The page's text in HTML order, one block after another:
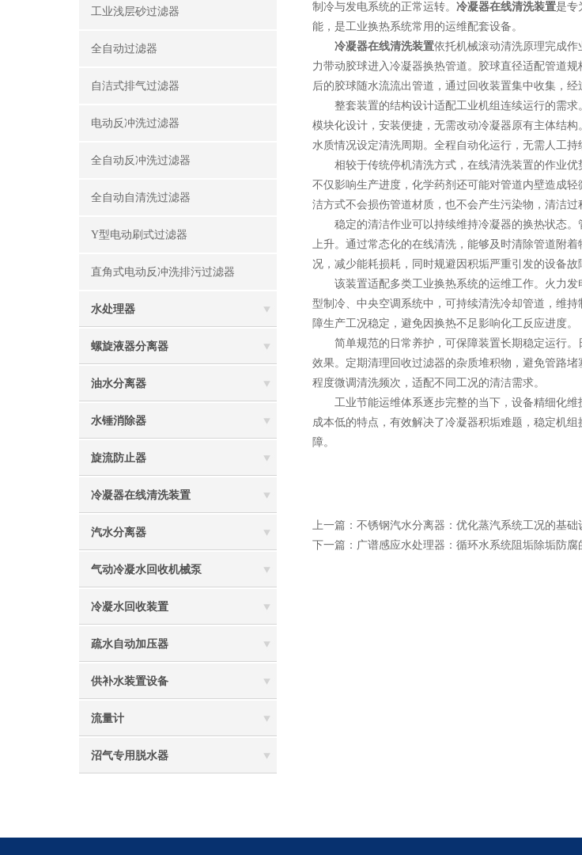
工业浅层砂过滤器
全自动过滤器
自洁式排气过滤器
电动反冲洗过滤器
全自动反冲洗过滤器
全自动自清洗过滤器
Y型电动刷式过滤器
直角式电动反冲洗排污过滤器
水处理器
螺旋液器分离器
油水分离器
水锤消除器
旋流防止器
冷凝器在线清洗装置
汽水分离器
气动冷凝水回收机械泵
冷凝水回收装置
疏水自动加压器
供补水装置设备
流量计
沼气专用脱水器
制冷与发电系统的正常运转。 冷凝器在线清洗装置是专
能，是工业换热系统常用的运维配套设备。
冷凝器在线清洗装置依托机械滚动清洗原理完成
力带动胶球进入冷凝器换热管道。胶球直径适配管道
后的胶球随水流流出管道，通过回收装置集中收集，
整套装置的结构设计适配工业机组连续运行的需求
模块化设计，安装便捷，无需改动冷凝器原有主体结
水质情况设定清洗周期。全程自动化运行，无需人工
相较于传统停机清洗方式，在线清洗装置的作业优
不仅影响生产进度，化学药剂还可能对管道内壁造成
洁方式不会损伤管道材质，也不会产生污染物，清洁过
稳定的清洁作业可以持续维持冷凝器的换热状态。
上升。通过常态化的在线清洗，能够及时清除管道附
况，减少能耗损耗，同时规避因积垢严重引发的设备故
该装置适配多类工业换热系统的运维工作。火力发
型制冷、中央空调系统中，可持续清洗冷却管道，维
障生产工况稳定，避免因换热不足影响化工反应进度。
简单规范的日常养护，可保障装置长期稳定运行。
效果。定期清理回收过滤器的杂质堆积物，避免管路
程度微调清洗频次，适配不同工况的清洁需求。
工业节能运维体系逐步完整的当下，设备精细化维
成本低的特点，有效解决了冷凝器积垢难题，稳定机
障。
上一篇： 不锈钢汽水分离器：优化蒸汽系统工况的基础
下一篇： 广谱感应水处理器：循环水系统阻垢除垢防腐